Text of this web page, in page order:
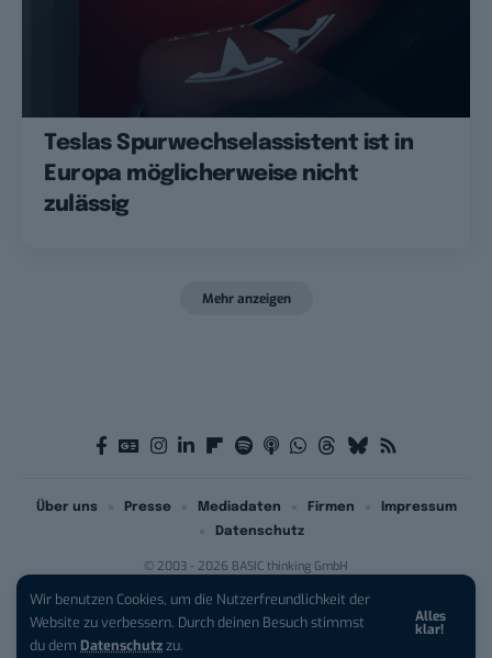
Wir benutzen Cookies, um die Nutzerfreundlichkeit der
Website zu verbessern. Durch deinen Besuch stimmst
du dem Datenschutzzu.
Alles
klar!
Teslas Spurwechselassistent ist in
Europa möglicherweise nicht
zulässig
Mehr anzeigen
© 2003 - 2026 BASIC thinking GmbH
Über uns Presse Mediadaten Firmen
Impressum
Datenschutz